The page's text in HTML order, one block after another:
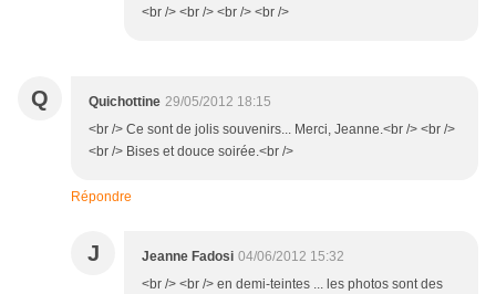
<br /> <br /> <br /> <br />
Q Quichottine 29/05/2012 18:15
<br /> Ce sont de jolis souvenirs... Merci, Jeanne.<br /> <br />
<br /> Bises et douce soirée.<br />
Répondre
J Jeanne Fadosi 04/06/2012 15:32
<br /> <br /> en demi-teintes ... les photos sont des